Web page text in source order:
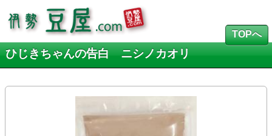
ひじきちゃんの告白 ニシノカオリ
TOPへ